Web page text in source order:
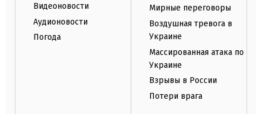
Видеоновости
Аудионовости
Погода
Мирные переговоры
Воздушная тревога в
Украине
Массированная атака по
Украине
Взрывы в России
Потери врага